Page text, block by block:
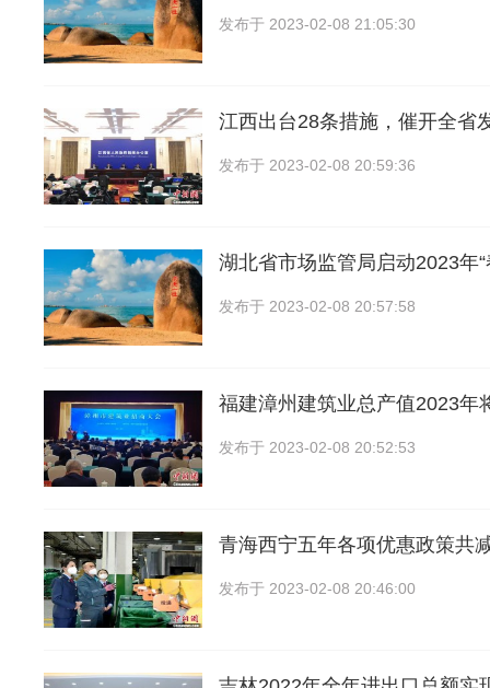
发布于 2023-02-08 21:05:30
江西出台28条措施，催开全省
发布于 2023-02-08 20:59:36
湖北省市场监管局启动2023年“
发布于 2023-02-08 20:57:58
福建漳州建筑业总产值2023年
发布于 2023-02-08 20:52:53
青海西宁五年各项优惠政策共
发布于 2023-02-08 20:46:00